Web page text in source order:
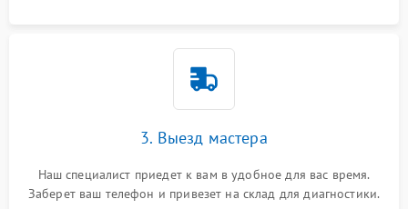
3. Выезд мастера
Наш специалист приедет к вам в удобное для вас время.
Заберет ваш телефон и привезет на склад для диагностики.